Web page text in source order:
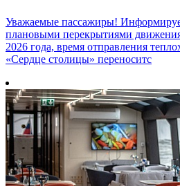
Уважаемые пассажиры!
плановыми перекрытиями
2026 года, время отправления
«Сердце столицы» переноситс